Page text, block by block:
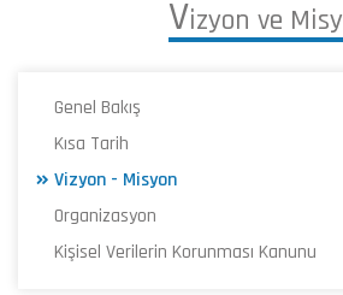
Vizyon ve Misy
Genel Bakış
Kısa Tarih
Vizyon - Misyon
Organizasyon
Kişisel Verilerin Korunması Kanunu